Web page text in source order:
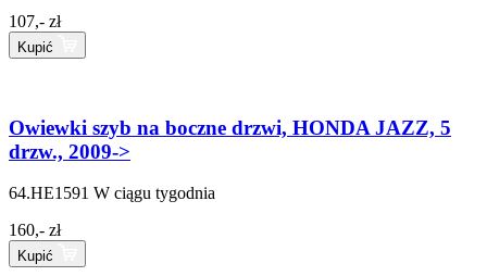
107,- zł
Kupić
Owiewki szyb na boczne drzwi, HONDA JAZZ, 5
drzw., 2009->
64.HE1591 W ciągu tygodnia
160,- zł
Kupić